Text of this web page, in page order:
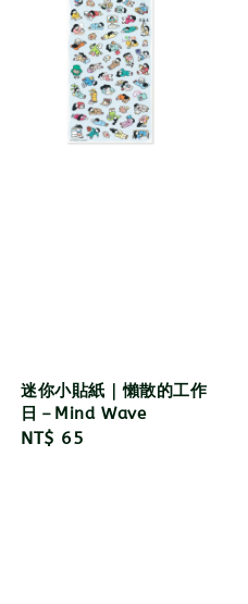
迷你小貼紙｜懶散的工作
日－Mind Wave
Regular
NT$ 65